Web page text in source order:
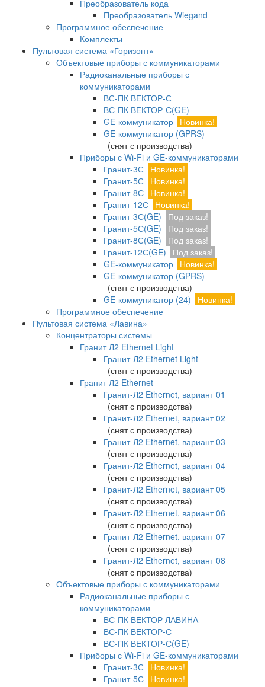
Преобразователь кода
Преобразователь Wiegand
Программное обеспечение
Комплекты
Пультовая система «Горизонт»
Объектовые приборы с коммуникаторами
Радиоканальные приборы с
коммуникаторами
ВС-ПК ВЕКТОР-С
ВС-ПК ВЕКТОР-С(GE)
GE-коммуникатор Новинка!
GE-коммуникатор (GPRS)
(снят с производства)
Приборы с Wi-Fi и GE-коммуникаторами
Гранит-3С Новинка!
Гранит-5С Новинка!
Гранит-8С Новинка!
Гранит-12С Новинка!
Гранит-3С(GE)
Под заказ!
Гранит-5С(GE)
Под заказ!
Гранит-8С(GE)
Под заказ!
Гранит-12С(GE)
Под заказ!
GE-коммуникатор Новинка!
GE-коммуникатор (GPRS)
(снят с производства)
GE-коммуникатор (24)
Новинка!
Программное обеспечение
Пультовая система «Лавина»
Концентраторы системы
Гранит Л2 Ethernet Light
Гранит-Л2 Ethernet Light
(снят с производства)
Гранит Л2 Ethernet
Гранит-Л2 Ethernet, вариант 01
(снят с производства)
Гранит-Л2 Ethernet, вариант 02
(снят с производства)
Гранит-Л2 Ethernet, вариант 03
(снят с производства)
Гранит-Л2 Ethernet, вариант 04
(снят с производства)
Гранит-Л2 Ethernet, вариант 05
(снят с производства)
Гранит-Л2 Ethernet, вариант 06
(снят с производства)
Гранит-Л2 Ethernet, вариант 07
(снят с производства)
Гранит-Л2 Ethernet, вариант 08
(снят с производства)
Объектовые приборы с коммуникаторами
Радиоканальные приборы с
коммуникаторами
ВС-ПК ВЕКТОР ЛАВИНА
ВС-ПК ВЕКТОР-С
ВС-ПК ВЕКТОР-С(GE)
Приборы с Wi-Fi и GE-коммуникаторами
Гранит-3С Новинка!
Гранит-5С Новинка!